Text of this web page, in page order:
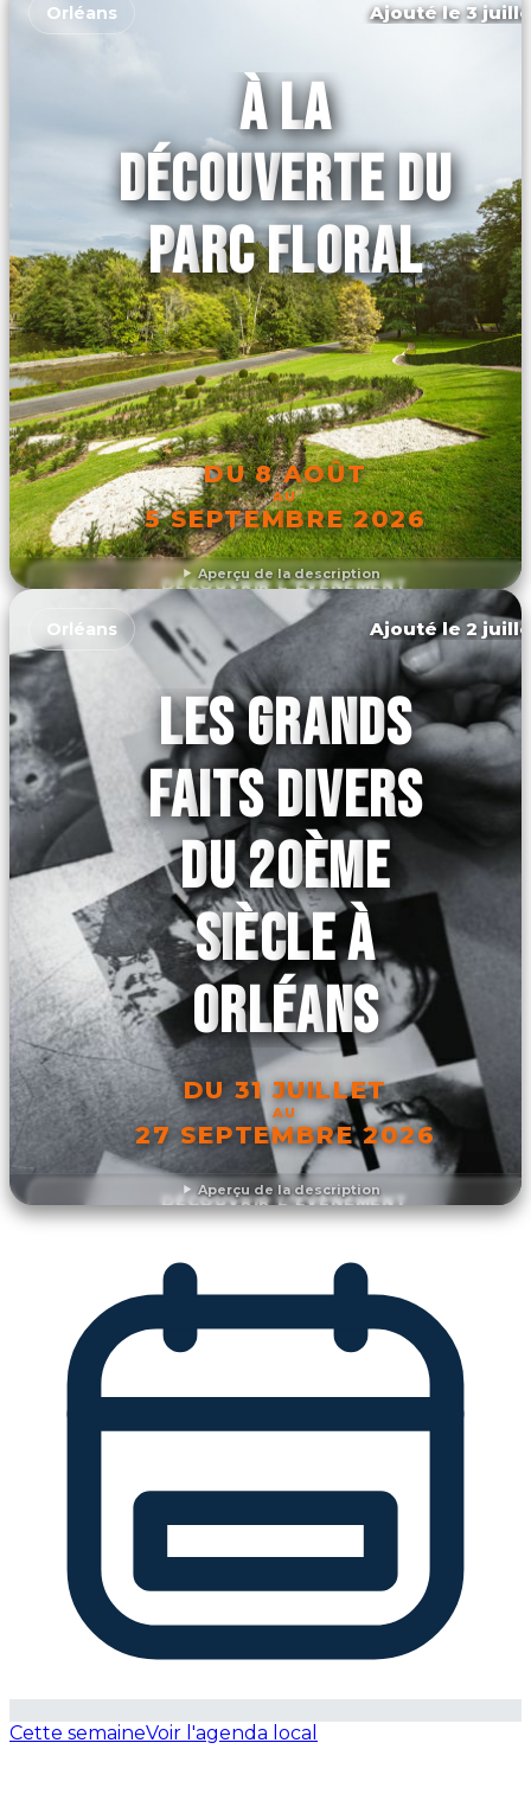
Aperçu de la description
Orléans Ajouté le 3
À LA
DÉCOUVERTE DU
PARC FLORAL
DU 8 AOÛT
AU
5 SEPTEMBRE 2026
DÉCOUVRIR L'ÉVÉNEMENT
Aperçu de la description
Orléans Ajouté le 2
LES GRANDS
FAITS DIVERS
DU 20ÈME
SIÈCLE À
ORLÉANS
DU 31 JUILLET
AU
27 SEPTEMBRE 2026
DÉCOUVRIR L'ÉVÉNEMENT
Cette semaineVoir l'agenda local